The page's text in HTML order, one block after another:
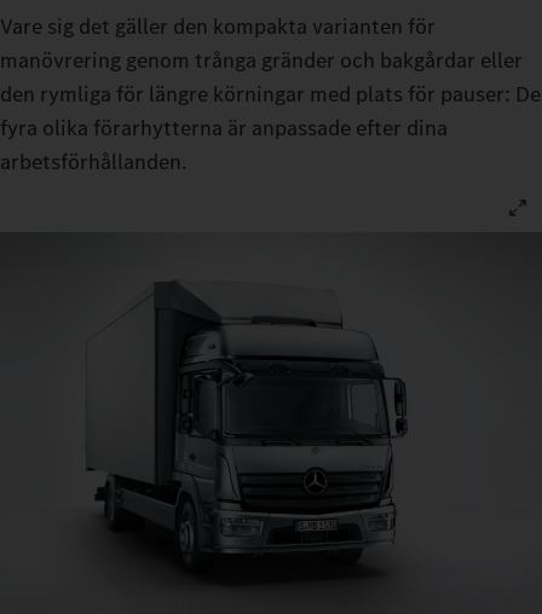
Vare sig det gäller den kompakta varianten för
manövrering genom trånga gränder och bakgårdar eller
den rymliga för längre körningar med plats för pauser: De
fyra olika förarhytterna är anpassade efter dina
arbetsförhållanden.